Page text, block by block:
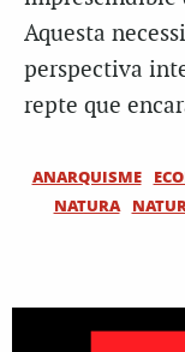
Aquesta
perspectiva
repte que
ANARQUISME
NATURA